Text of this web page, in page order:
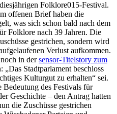
Folklore015-Festival.
offenen Brief haben die
was sich schon bald nach dem
Folklore nach 39 Jahren. Die
gestrichen, sondern wird
Verlust aufkommen.
in dersensor-Titelstory zum
„Das Stadtparlament beschloss
Kulturgut zu erhalten“ sei.
des Festivals für
Geschichte – den Antrag hatten
die Zuschüsse gestrichen